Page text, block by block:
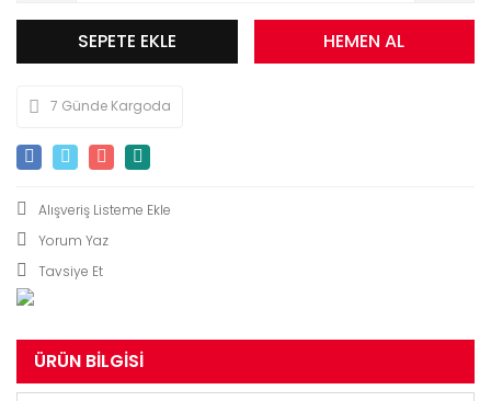
SEPETE EKLE HEMEN AL
7 Günde Kargoda
Yorum Yaz
Tavsiye Et
ÜRÜN BILGISI